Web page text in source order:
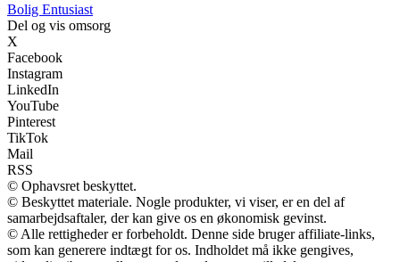
Bolig Entusiast
Del og vis omsorg
X
Facebook
Instagram
LinkedIn
YouTube
Pinterest
TikTok
Mail
RSS
© Ophavsret beskyttet.
© Beskyttet materiale. Nogle produkter, vi viser, er en del af
samarbejdsaftaler, der kan give os en økonomisk gevinst.
© Alle rettigheder er forbeholdt. Denne side bruger affiliate-links,
som kan generere indtægt for os. Indholdet må ikke gengives,